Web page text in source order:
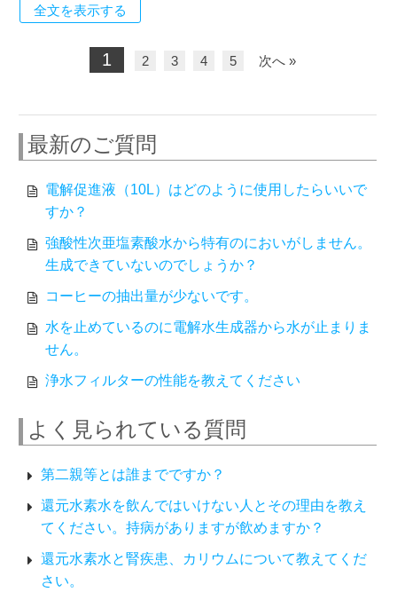
全文を表示する
1 2 3 4 5 次へ »
最新のご質問
電解促進液（10L）はどのように使用したらいいで
すか？
強酸性次亜塩素酸水から特有のにおいがしません。
生成できていないのでしょうか？
コーヒーの抽出量が少ないです。
水を止めているのに電解水生成器から水が止まりま
せん。
浄水フィルターの性能を教えてください
よく見られている質問
第二親等とは誰までですか？
還元水素水を飲んではいけない人とその理由を教え
てください。持病がありますが飲めますか？
還元水素水と腎疾患、カリウムについて教えてくだ
さい。